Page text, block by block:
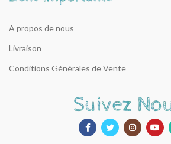
A propos de nous
Livraison
Conditions Générales de Vente